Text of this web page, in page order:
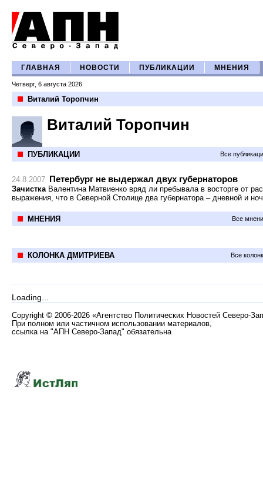
ГЛАВНАЯ НОВОСТИ ПУБЛИКАЦИИ МНЕНИЯ
Четверг, 6 августа 2026
Виталий Торопчин
Виталий Торопчин
ПУБЛИКАЦИИ Все
24.8.2007 Петербург не выдержал двух губернаторов
Зачистка Валентина Матвиенко вряд ли пребывала в восторге от
выражения, что в Северной Столице два губернатора – дневной и
МНЕНИЯ Все
КОЛОНКА ДМИТРИЕВА Все
Loading...
Copyright © 2006-2026 «Агентство Политических Новостей Северо-
При полном или частичном использовании материалов,
ссылка на "АПН Северо-Запад" обязательна